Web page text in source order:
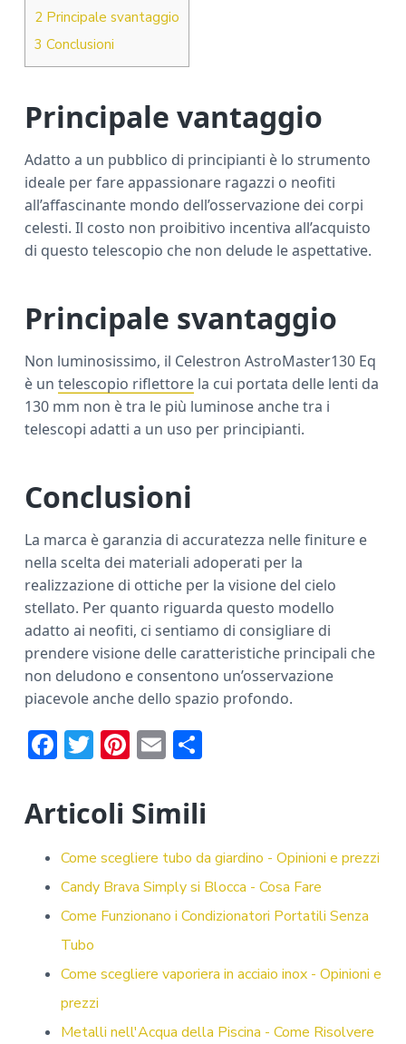
2Principale svantaggio
3 Conclusioni
Principale vantaggio
Adatto a un pubblico di principianti è lo strumento
ideale per fare appassionare ragazzi o neofiti
all’affascinante mondo dell’osservazione dei corpi
celesti. Il costo non proibitivo incentiva all’acquisto
di questo telescopio che non delude le aspettative.
Principale svantaggio
Non luminosissimo, il Celestron AstroMaster130 Eq
è un telescopio riflettorela cui portata delle lenti da
130 mm non è tra le più luminose anche tra i
telescopi adatti a un uso per principianti.
Conclusioni
La marca è garanzia di accuratezza nelle finiture e
nella scelta dei materiali adoperati per la
realizzazione di ottiche per la visione del cielo
stellato. Per quanto riguarda questo modello
adatto ai neofiti, ci sentiamo di consigliare di
prendere visione delle caratteristiche principali che
non deludono e consentono un’osservazione
piacevole anche dello spazio profondo.
F
e
b
o
ok
T
it
te
r
Pi
er
e
st
E
ai
l
C
n
di
vi
di
Articoli Simili
Come scegliere tubo da giardino - Opinioni e prezzi
Candy Brava Simply si Blocca - Cosa Fare
Come Funzionano i Condizionatori Portatili Senza
Tubo
Come scegliere vaporiera in acciaio inox - Opinioni e
prezzi
Metalli nell'Acqua della Piscina - Come Risolvere